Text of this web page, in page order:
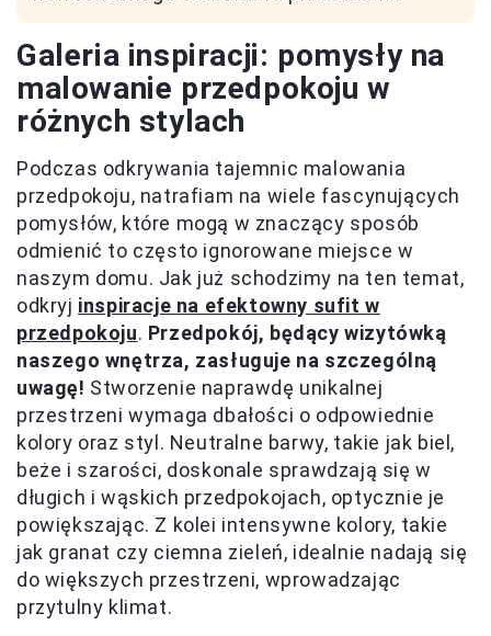
Galeria inspiracji: pomysły na
malowanie przedpokoju w
różnych stylach
Podczas odkrywania tajemnic malowania
przedpokoju, natrafiam na wiele fascynujących
pomysłów, które mogą w znaczący sposób
odmienić to często ignorowane miejsce w
naszym domu. Jak już schodzimy na ten temat,
odkryj inspiracje na efektowny sufit w
przedpokoju. Przedpokój, będący wizytówką
naszego wnętrza, zasługuje na szczególną
uwagę! Stworzenie naprawdę unikalnej
przestrzeni wymaga dbałości o odpowiednie
kolory oraz styl. Neutralne barwy, takie jak biel,
beże i szarości, doskonale sprawdzają się w
długich i wąskich przedpokojach, optycznie je
powiększając. Z kolei intensywne kolory, takie
jak granat czy ciemna zieleń, idealnie nadają się
do większych przestrzeni, wprowadzając
przytulny klimat.